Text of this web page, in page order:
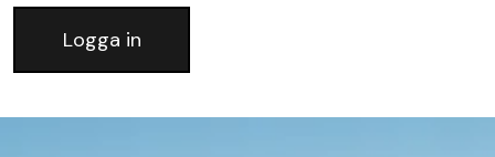
Logga in